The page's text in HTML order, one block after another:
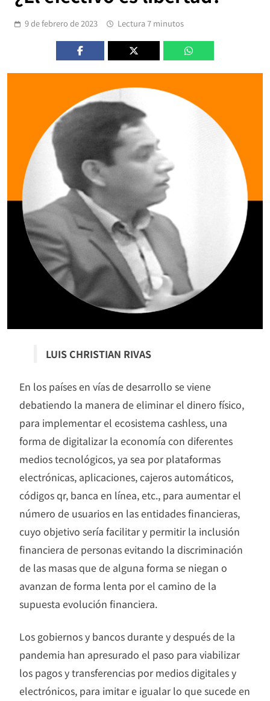
9 de febrero de 2023 Lectura 7 minutos
LUIS CHRISTIAN RIVAS
En los países en vías de desarrollo se viene
debatiendo la manera de eliminar el dinero físico,
para implementar el ecosistema cashless, una
forma de digitalizar la economía con diferentes
medios tecnológicos, ya sea por plataformas
electrónicas, aplicaciones, cajeros automáticos,
códigos qr, banca en línea, etc., para aumentar el
número de usuarios en las entidades financieras,
cuyo objetivo sería facilitar y permitir la inclusión
financiera de personas evitando la discriminación
de las masas que de alguna forma se niegan o
avanzan de forma lenta por el camino de la
supuesta evolución financiera.
Los gobiernos y bancos durante y después de la
pandemia han apresurado el paso para viabilizar
los pagos y transferencias por medios digitales y
electrónicos, para imitar e igualar lo que sucede en